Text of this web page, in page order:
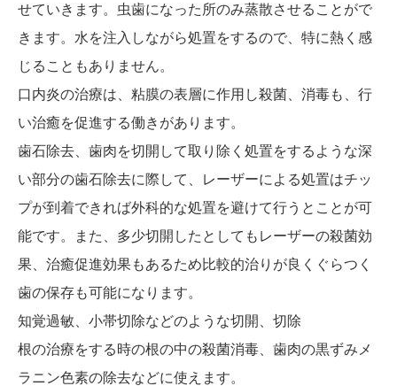
せていきます。虫歯になった所のみ蒸散させることがで
きます。水を注入しながら処置をするので、特に熱く感
じることもありません。
口内炎の治療は、粘膜の表層に作用し殺菌、消毒も、行
い治癒を促進する働きがあります。
歯石除去、歯肉を切開して取り除く処置をするような深
い部分の歯石除去に際して、レーザーによる処置はチッ
プが到着できれば外科的な処置を避けて行うとことが可
能です。また、多少切開したとしてもレーザーの殺菌効
果、治癒促進効果もあるため比較的治りが良くぐらつく
歯の保存も可能になります。
知覚過敏、小帯切除などのような切開、切除
根の治療をする時の根の中の殺菌消毒、歯肉の黒ずみメ
ラニン色素の除去などに使えます。